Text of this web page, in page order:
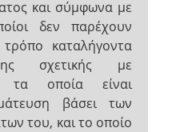
και σύμφωνα με
δεν παρέχουν
τρόπο καταλήγοντα
σχετικής με
τα οποία είναι
βάσει των
του, και το οποίο